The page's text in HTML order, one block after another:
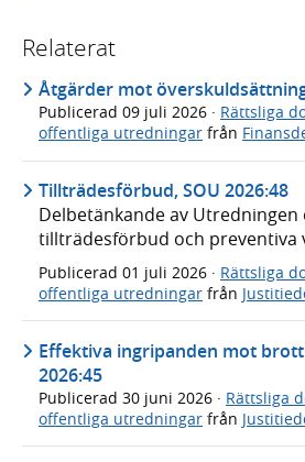
Relaterat
Åtgärder mot
Publicerad 09 juli 2026 · Rättsliga
offentliga utredningar från
Tillträdesförbud, SOU 2026:48
Delbetänkande av
tillträdesförbud och preventiva
Publicerad 01 juli 2026 · Rättsliga
offentliga utredningar från
Effektiva ingripanden mot
2026:45
Publicerad 30 juni 2026 · Rättsliga
offentliga utredningar från